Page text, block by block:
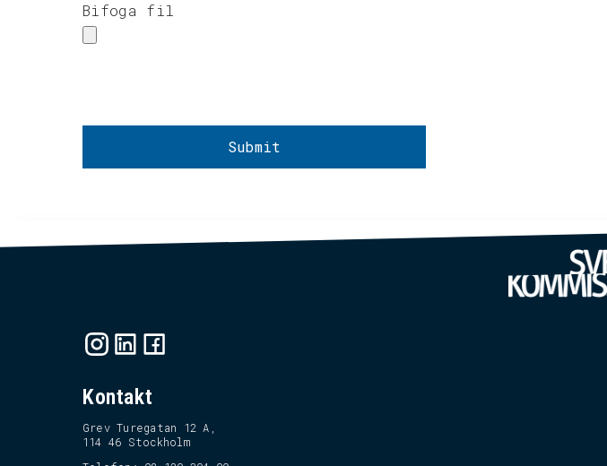
Bifoga fil
Kontakt
Grev Turegatan 12 A,
114 46 Stockholm